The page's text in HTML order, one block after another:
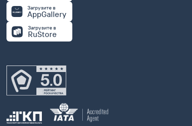
Загрузите в
AppGallery
Загрузите в
RuStore